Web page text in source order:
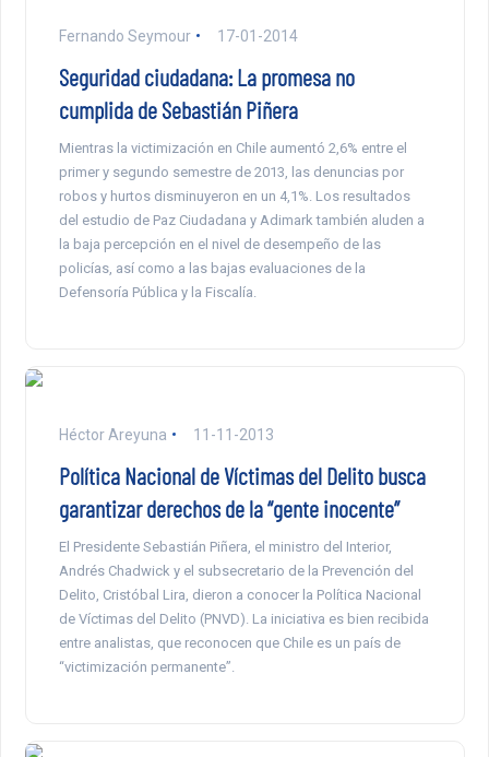
Fernando Seymour 17-01-2014
Seguridad ciudadana: La promesa no
cumplida de Sebastián Piñera
Mientras la victimización en Chile aumentó 2,6% entre el
primer y segundo semestre de 2013, las denuncias por
robos y hurtos disminuyeron en un 4,1%. Los resultados
del estudio de Paz Ciudadana y Adimark también aluden a
la baja percepción en el nivel de desempeño de las
policías, así como a las bajas evaluaciones de la
Defensoría Pública y la Fiscalía.
Héctor Areyuna 11-11-2013
Política Nacional de Víctimas del Delito busca
garantizar derechos de la “gente inocente”
El Presidente Sebastián Piñera, el ministro del Interior,
Andrés Chadwick y el subsecretario de la Prevención del
Delito, Cristóbal Lira, dieron a conocer la Política Nacional
de Víctimas del Delito (PNVD). La iniciativa es bien recibida
entre analistas, que reconocen que Chile es un país de
“victimización permanente”.